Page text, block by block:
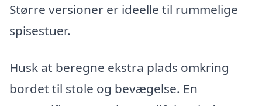
Større versioner er ideelle til rummelige
spisestuer.
Husk at beregne ekstra plads omkring
bordet til stole og bevægelse. En